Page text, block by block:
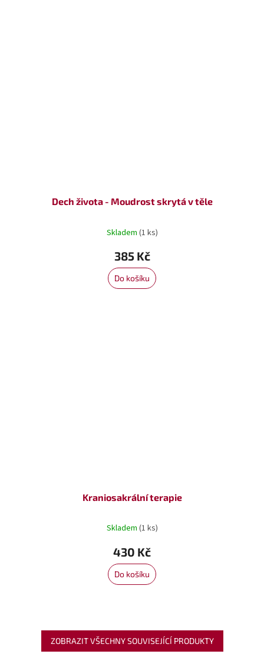
Dech života - Moudrost skrytá v těle
Skladem (1 ks)
385 Kč
Do košíku
Kraniosakrální terapie
Skladem (1 ks)
430 Kč
Do košíku
ZOBRAZIT VŠECHNY SOUVISEJÍCÍ PRODUKTY